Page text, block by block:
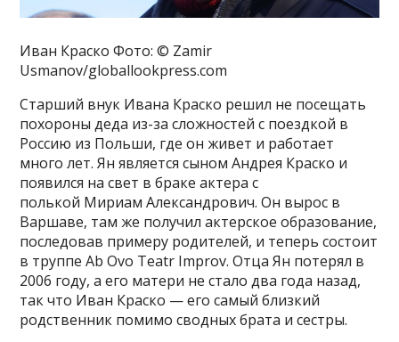
Иван Краско Фото: © Zamir
Usmanov/globallookpress.com
Старший внук Ивана Краско решил не посещать
похороны деда из-за сложностей с поездкой в
Россию из Польши, где он живет и работает
много лет. Ян является сыном Андрея Краско и
появился на свет в браке актера с
полькой Мириам Александрович. Он вырос в
Варшаве, там же получил актерское образование,
последовав примеру родителей, и теперь состоит
в труппе Ab Ovo Teatr Improv. Отца Ян потерял в
2006 году, а его матери не стало два года назад,
так что Иван Краско — его самый близкий
родственник помимо сводных брата и сестры.